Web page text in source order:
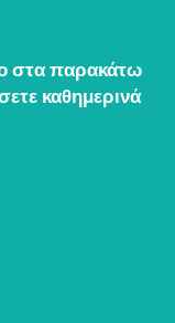
στα παρακάτω
καθημερινά